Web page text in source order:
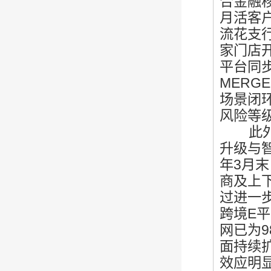
月活客
流花支
家门店
平台同
场景闭
风险等
此外
升级与
年3月
商及上
过进一
跨境E
网已为
面持续
效应明